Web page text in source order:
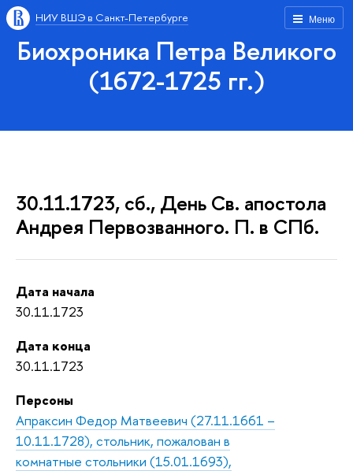
Меню
НИУ ВШЭ в Санкт-Петербурге
Биохроника Петра Великого
(1672-1725 гг.)
30.11.1723, сб., День Св. апостола
Андрея Первозванного. П. в СПб.
Дата начала
30.11.1723
Дата конца
30.11.1723
Персоны
Апраксин Федор Матвеевич (27.11.1661 –
10.11.1728), стольник, пожалован в
комнатные стольники (15.01.1693),